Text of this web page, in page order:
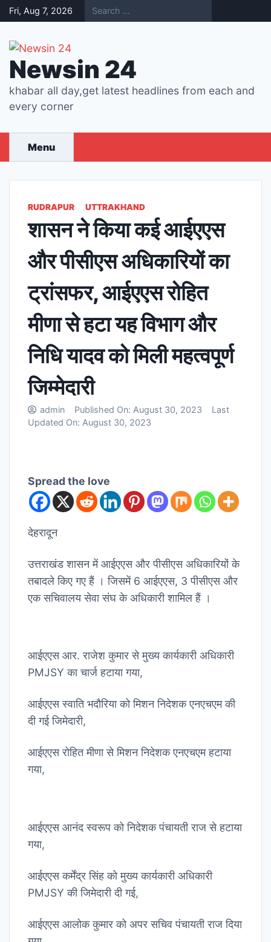
Skip
to
content
Fri, Aug 7, 2026
Newsin 24
khabar all day,get latest headlines from each and
every corner
Menu
RUDRAPUR UTTRAKHAND
शासन ने किया कई आईएएस
और पीसीएस अधिकारियों का
ट्रांसफर, आईएएस रोहित
मीणा से हटा यह विभाग और
निधि यादव को मिली महत्वपूर्ण
जिम्मेदारी
admin Published On: August 30, 2023
Last
Updated On: August 30, 2023
Spread the love
देहरादून
उत्तराखंड शासन में आईएएस और पीसीएस अधिकारियों के
तबादले किए गए हैं । जिसमें 6 आईएएस, 3 पीसीएस और
एक सचिवालय सेवा संघ के अधिकारी शामिल हैं ।
आईएएस आर. राजेश कुमार से मुख्य कार्यकारी अधिकारी
PMJSY का चार्ज हटाया गया,
आईएएस स्वाति भदौरिया को मिशन निदेशक एनएचएम की
दी गई जिमेदारी,
आईएएस रोहित मीणा से मिशन निदेशक एनएचएम हटाया
गया,
आईएएस आनंद स्वरूप को निदेशक पंचायती राज से हटाया
गया,
आईएएस कर्मेंद्र सिंह को मुख्य कार्यकारी अधिकारी
PMJSY की जिमेदारी दी गई,
आईएएस आलोक कुमार को अपर सचिव पंचायती राज दिया